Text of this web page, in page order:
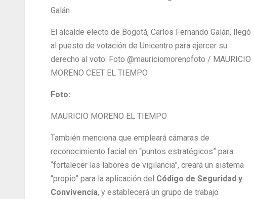
El alcalde electo de Bogotá, Carlos Fernando Galán, llegó
al puesto de votación de Unicentro para ejercer su
derecho al voto. Foto @mauriciomorenofoto / MAURICIO
MORENO CEET EL TIEMPO
Foto:
MAURICIO MORENO EL TIEMPO
También menciona que empleará cámaras de
reconocimiento facial en “puntos estratégicos” para
“fortalecer las labores de vigilancia”, creará un sistema
“propio” para la aplicación del Código de Seguridad y
Convivencia, y establecerá un grupo de trabajo